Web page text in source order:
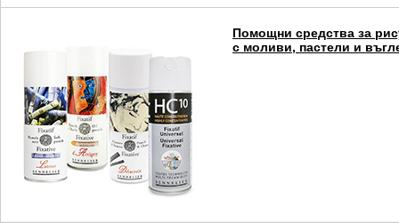
Помощни средства за
с моливи, пастели и